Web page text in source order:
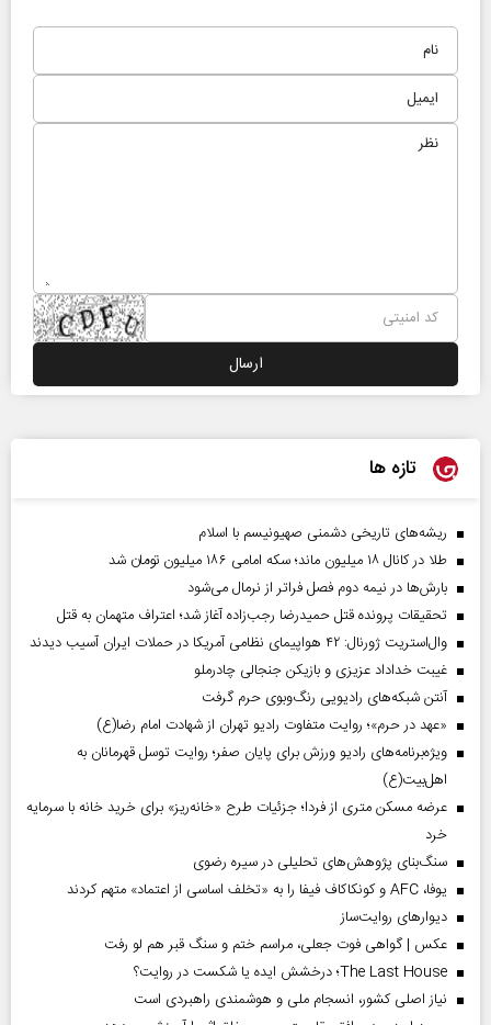
تازه ها
ریشه‌های تاریخی دشمنی صهیونیسم با اسلام
طلا در کانال ۱۸ میلیون ماند؛ سکه امامی ۱۸۶ میلیون تومان شد
بارش‌ها در نیمه دوم فصل فراتر از نرمال می‌شود
تحقیقات پرونده قتل حمیدرضا رجب‌زاده آغاز شد؛ اعتراف متهمان به قتل
وال‌استریت ژورنال: ۴۲ هواپیمای نظامی آمریکا در حملات ایران آسیب دیدند
غیبت خداداد عزیزی و بازیکن جنجالی چادرملو
آنتن شبکه‌های رادیویی رنگ‌وبوی حرم گرفت
«عهد در حرم»؛ روایت متفاوت رادیو تهران از شهادت امام رضا(ع)
ویژه‌برنامه‌های رادیو ورزش برای پایان صفر؛ روایت توسل قهرمانان به
اهل‌بیت(ع)
عرضه مسکن متری از فردا؛ جزئیات طرح «خانه‌ریز» برای خرید خانه با سرمایه
خرد
سنگ‌بنای پژوهش‌های تحلیلی در سیره رضوی
یوفا، AFC و کونکاکاف فیفا را به «تخلف اساسی از اعتماد» متهم کردند
دیوارهای روایت‌ساز
عکس | گواهی فوت جعلی، مراسم ختم و سنگ قبر هم لو رفت
The Last House؛ درخشش ایده یا شکست در روایت؟
نیاز اصلی کشور، انسجام ملی و هوشمندی راهبردی است